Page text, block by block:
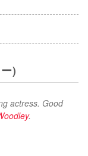
)
actress. Good